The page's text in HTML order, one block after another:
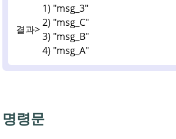
결과>
1) "msg_3"
2) "msg_C"
3) "msg_B"
4) "msg_A"
명령문